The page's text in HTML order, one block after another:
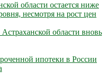
области остается ниже
несмотря на рост цен
области вновь
ипотеки в России